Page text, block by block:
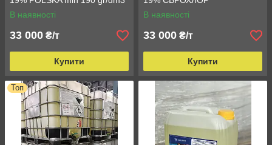
хлору відповідно.
В наявності
33 000 ₴/т
Купити
В наявності
33 000 ₴/т
Купити
Топ